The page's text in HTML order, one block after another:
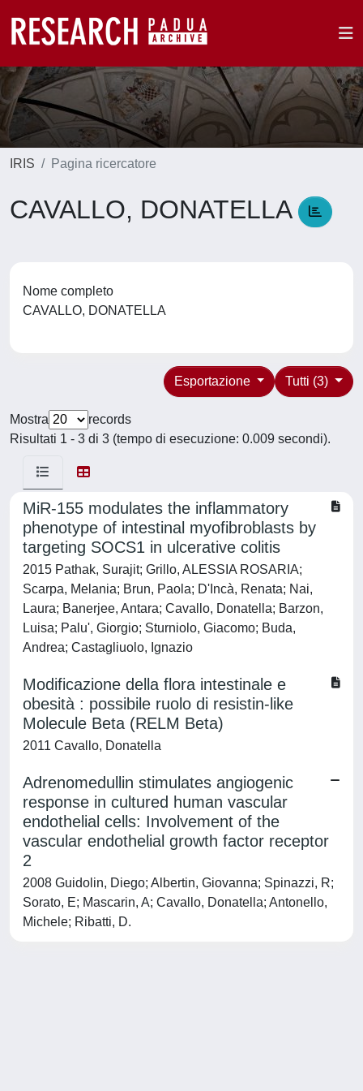
IRIS Pagina ricercatore
CAVALLO, DONATELLA
Nome completo
CAVALLO, DONATELLA
Tutti (3)
Esportazione
Mostra
records
Risultati 1 - 3 di 3 (tempo di esecuzione: 0.009 secondi).
MiR-155 modulates the inflammatory
phenotype of intestinal myofibroblasts by
targeting SOCS1 in ulcerative colitis
2015 Pathak, Surajit; Grillo, ALESSIA ROSARIA;
Scarpa, Melania; Brun, Paola; D'Incà, Renata; Nai,
Laura; Banerjee, Antara; Cavallo, Donatella; Barzon,
Luisa; Palu', Giorgio; Sturniolo, Giacomo; Buda,
Andrea; Castagliuolo, Ignazio
Modificazione della flora intestinale e
obesità : possibile ruolo di resistin-like
Molecule Beta (RELM Beta)
2011 Cavallo, Donatella
Adrenomedullin stimulates angiogenic
response in cultured human vascular
endothelial cells: Involvement of the
vascular endothelial growth factor receptor
2
2008 Guidolin, Diego; Albertin, Giovanna; Spinazzi, R;
Sorato, E; Mascarin, A; Cavallo, Donatella; Antonello,
Michele; Ribatti, D.